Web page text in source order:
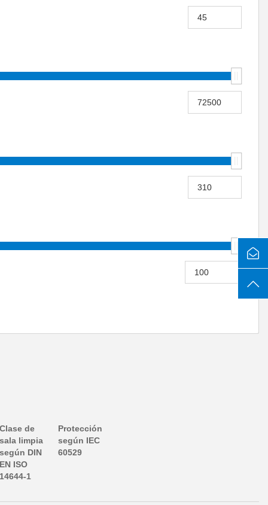
Clase de
sala limpia
según DIN
EN ISO
14644-1
Protección
según IEC
60529